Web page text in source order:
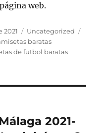
web.
2021 Categorías
Uncategorized
baratas
de futbol baratas
2021-